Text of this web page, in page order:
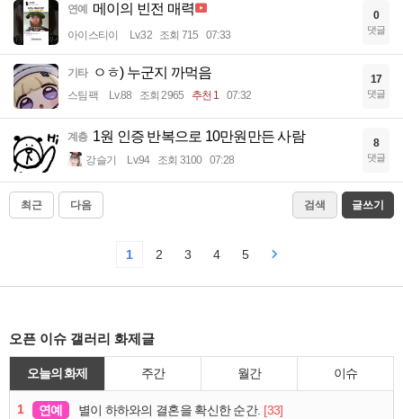
연예 메이의 빈전 매력
아이스티이 Lv.32 조회 715 07:33
0
댓글
기타 ㅇㅎ) 누군지 까먹음
스팀팩 Lv.88 조회 2965 추천 1 07:32
17
댓글
계층 1원 인증 반복으로 10만원만든 사람
강슬기 Lv.94 조회 3100 07:28
8
댓글
최근 다음 검색 글쓰기
1 2 3 4 5
오픈 이슈 갤러리 화제글
오늘의 화제 주간 월간 이슈
1 연예 별이 하하와의 결혼을 확신한 순간. [33]